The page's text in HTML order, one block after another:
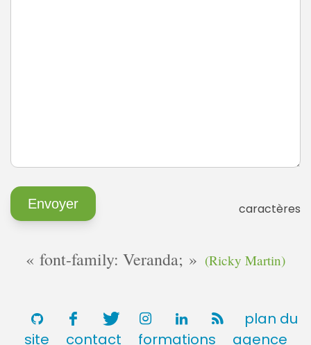
caractères
font-family: Veranda; (Ricky Martin)
plan du
site
contact formations agence